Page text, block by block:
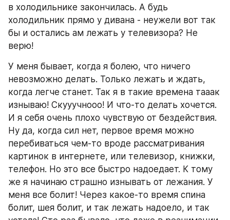
в холодильнике закончилась. А будь
холодильник прямо у дивана - неужели вот так
бы и остались ам лежать у телевизора? Не
верю!
У меня бывает, когда я болею, что ничего
невозможно делать. Только лежать и ждать,
когда легче станет. Так я в такие времена тааак
изнываю! Скууучнооо! И что-то делать хочется.
И я себя очень плохо чувствую от бездействия.
Ну да, когда сил нет, первое время можно
перебиваться чем-то вроде рассматривания
картинок в интернете, или телевизор, книжки,
телефон. Но это все быстро надоедает. К тому
же я начинаю страшно изнывать от лежания. У
меня все болит! Через какое-то время спина
болит, шея болит, и так лежать надоело, и так